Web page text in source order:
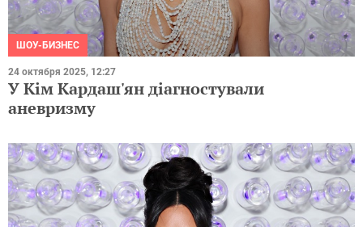
ШОУ-БИЗНЕС
24 октября 2025, 12:27
У Кім Кардаш'ян діагностували
аневризму